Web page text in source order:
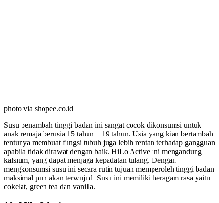
photo via shopee.co.id
Susu penambah tinggi badan ini sangat cocok dikonsumsi untuk
anak remaja berusia 15 tahun – 19 tahun. Usia yang kian bertambah
tentunya membuat fungsi tubuh juga lebih rentan terhadap gangguan
apabila tidak dirawat dengan baik. HiLo Active ini mengandung
kalsium, yang dapat menjaga kepadatan tulang. Dengan
mengkonsumsi susu ini secara rutin tujuan memperoleh tinggi badan
maksimal pun akan terwujud. Susu ini memiliki beragam rasa yaitu
cokelat, green tea dan vanilla.